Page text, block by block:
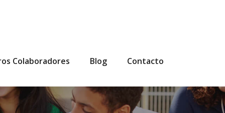
Colaboradores Blog Contacto